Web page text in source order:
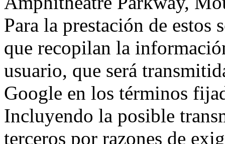
Para la prestación de
que recopilan la
usuario, que será
Google en los términos
Incluyendo la posible
terceros por razones de